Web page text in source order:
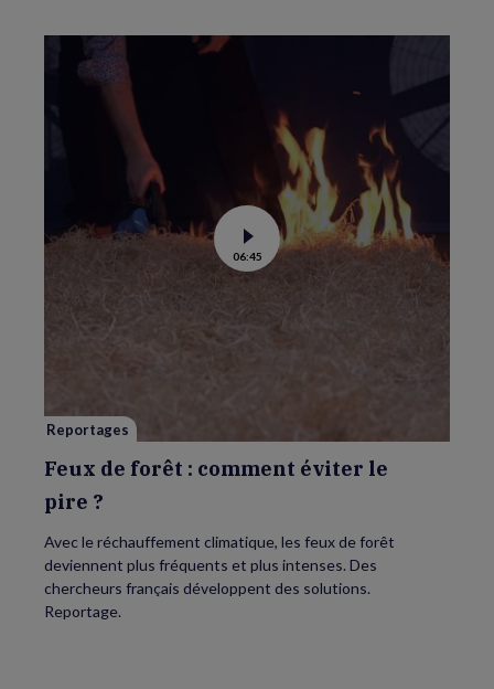
Voir
la
vidéo
de
06:45
Reportages
Feux de forêt : comment éviter le
pire ?
Avec le réchauffement climatique, les feux de forêt
deviennent plus fréquents et plus intenses. Des
chercheurs français développent des solutions.
Reportage.